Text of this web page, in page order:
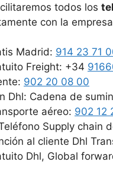
todos los
con la
Madrid: 914 23 71
Freight: +34
902 20 08 00
Dhl: Cadena de
aéreo: 902 12
Supply chain
al cliente Dhl
Dhl, Global